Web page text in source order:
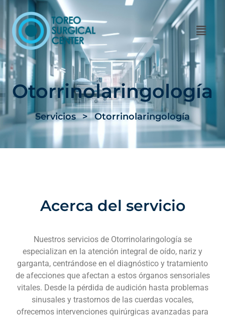
Otorrinolaringología
Servicios > Otorrinolaringología
Acerca del servicio
Nuestros servicios de Otorrinolaringología se
especializan en la atención integral de oído, nariz y
garganta, centrándose en el diagnóstico y tratamiento
de afecciones que afectan a estos órganos sensoriales
vitales. Desde la pérdida de audición hasta problemas
sinusales y trastornos de las cuerdas vocales,
ofrecemos intervenciones quirúrgicas avanzadas para